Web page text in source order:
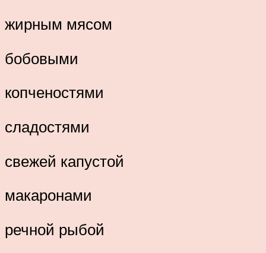
жирным мясом
бобовыми
копченостями
сладостями
свежей капустой
макаронами
речной рыбой